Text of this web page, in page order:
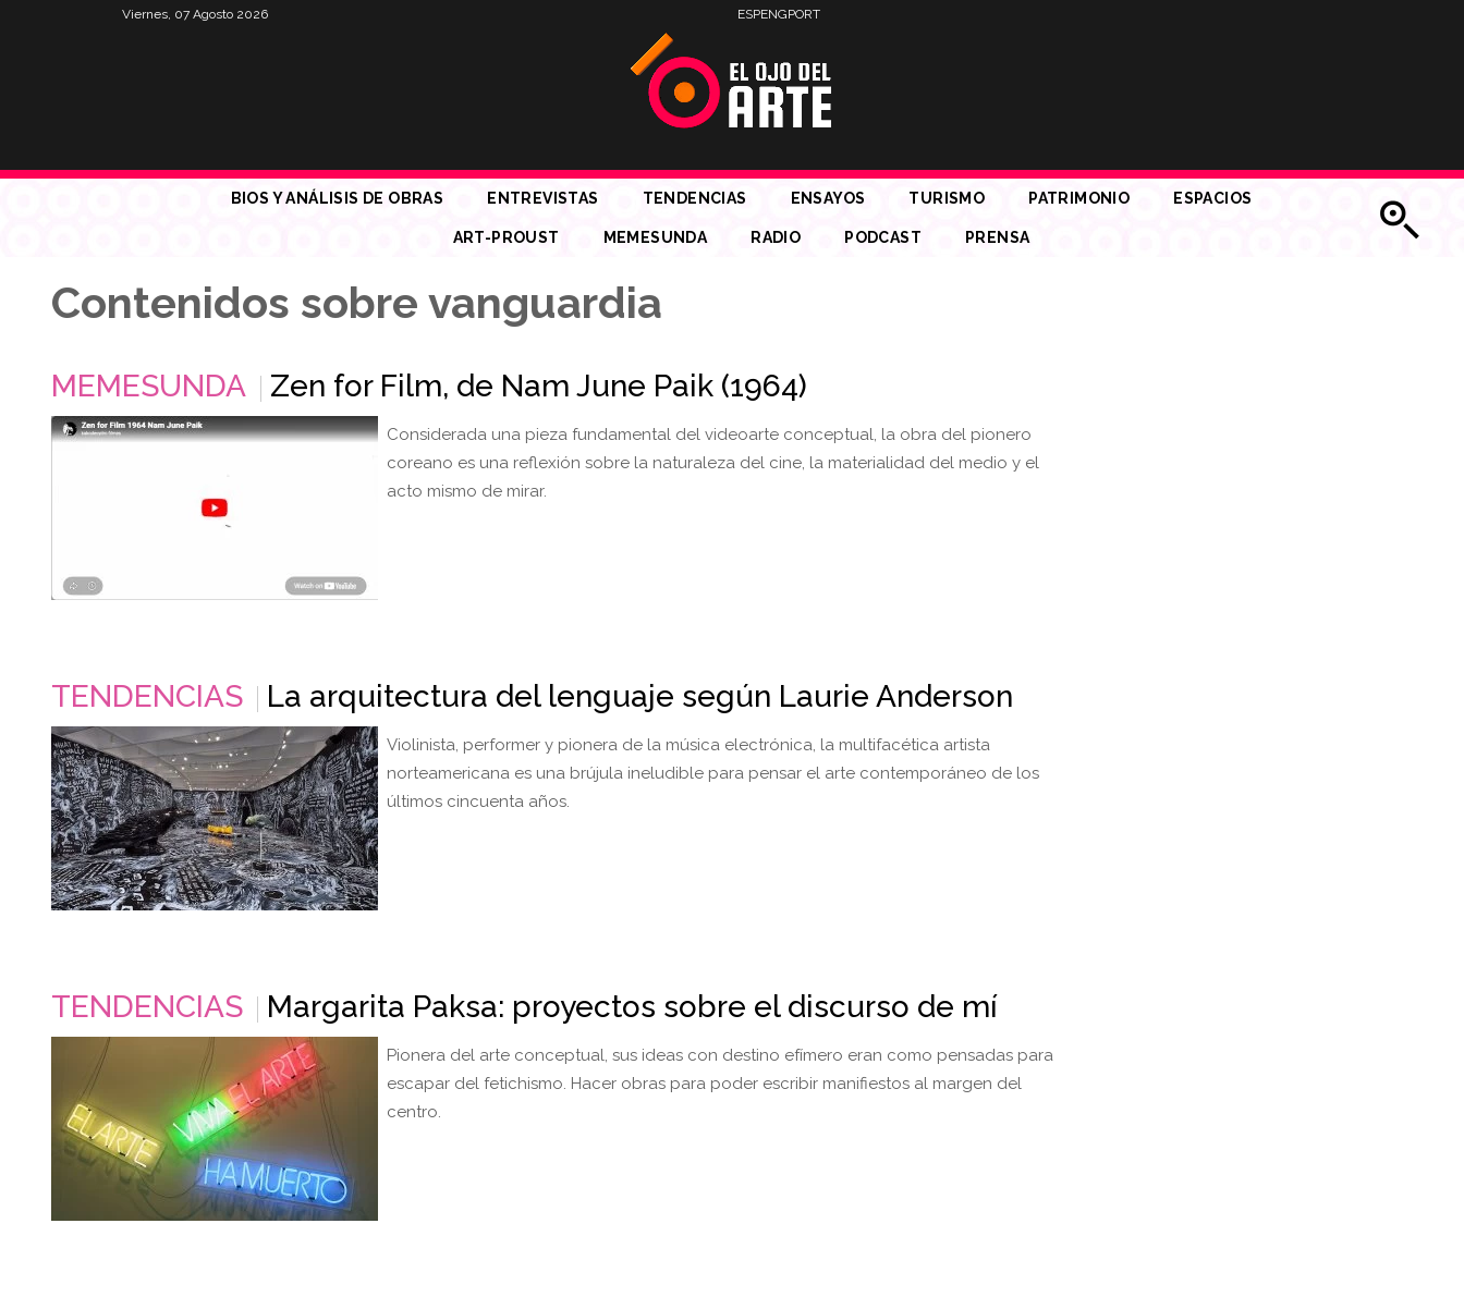
Viernes, 07 Agosto 2026 ESPENGPORT
BIOS Y ANÁLISIS DE OBRAS ENTREVISTAS TENDENCIAS ENSAYOS TURISMO PATRIMONIO ESPACIOS
ART-PROUST MEMESUNDA RADIO PODCAST PRENSA
Contenidos sobre vanguardia
MEMESUNDA Zen for Film, de Nam June Paik (1964)
Considerada una pieza fundamental del videoarte conceptual, la obra del pionero
coreano es una reflexión sobre la naturaleza del cine, la materialidad del medio y el
acto mismo de mirar.
TENDENCIAS La arquitectura del lenguaje según Laurie Anderson
Violinista, performer y pionera de la música electrónica, la multifacética artista
norteamericana es una brújula ineludible para pensar el arte contemporáneo de los
últimos cincuenta años.
TENDENCIAS Margarita Paksa: proyectos sobre el discurso de mí
Pionera del arte conceptual, sus ideas con destino efímero eran como pensadas para
escapar del fetichismo. Hacer obras para poder escribir manifiestos al margen del
centro.